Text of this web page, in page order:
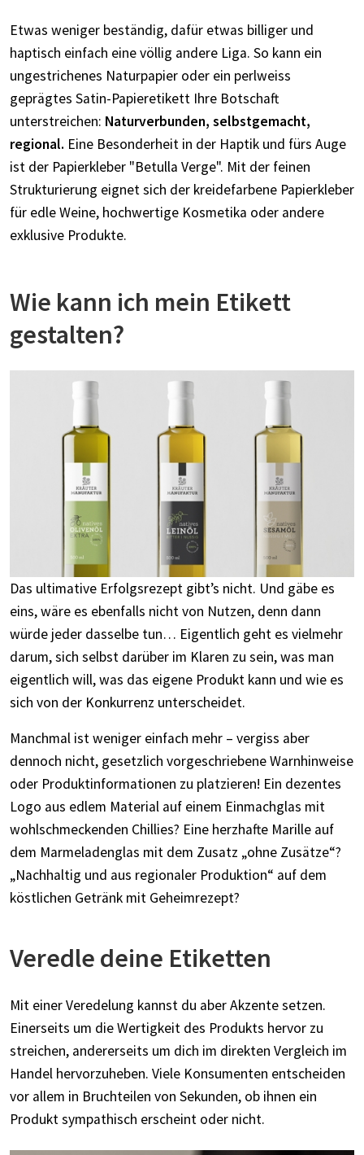
Etwas weniger beständig, dafür etwas billiger und
haptisch einfach eine völlig andere Liga. So kann ein
ungestrichenes Naturpapier oder ein perlweiss
geprägtes Satin-Papieretikett Ihre Botschaft
unterstreichen: Naturverbunden, selbstgemacht,
regional. Eine Besonderheit in der Haptik und fürs Auge
ist der Papierkleber "Betulla Verge". Mit der feinen
Strukturierung eignet sich der kreidefarbene Papierkleber
für edle Weine, hochwertige Kosmetika oder andere
exklusive Produkte.
Wie kann ich mein Etikett
gestalten?
Das ultimative Erfolgsrezept gibt’s nicht. Und gäbe es
eins, wäre es ebenfalls nicht von Nutzen, denn dann
würde jeder dasselbe tun… Eigentlich geht es vielmehr
darum, sich selbst darüber im Klaren zu sein, was man
eigentlich will, was das eigene Produkt kann und wie es
sich von der Konkurrenz unterscheidet.
Manchmal ist weniger einfach mehr – vergiss aber
dennoch nicht, gesetzlich vorgeschriebene Warnhinweise
oder Produktinformationen zu platzieren! Ein dezentes
Logo aus edlem Material auf einem Einmachglas mit
wohlschmeckenden Chillies? Eine herzhafte Marille auf
dem Marmeladenglas mit dem Zusatz „ohne Zusätze“?
„Nachhaltig und aus regionaler Produktion“ auf dem
köstlichen Getränk mit Geheimrezept?
Veredle deine Etiketten
Mit einer Veredelung kannst du aber Akzente setzen.
Einerseits um die Wertigkeit des Produkts hervor zu
streichen, andererseits um dich im direkten Vergleich im
Handel hervorzuheben. Viele Konsumenten entscheiden
vor allem in Bruchteilen von Sekunden, ob ihnen ein
Produkt sympathisch erscheint oder nicht.